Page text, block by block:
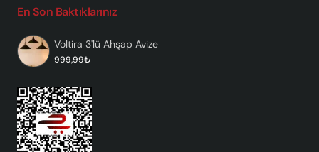
En Son Baktıklarınız
Voltira 3'lü Ahşap Avize
999,99₺